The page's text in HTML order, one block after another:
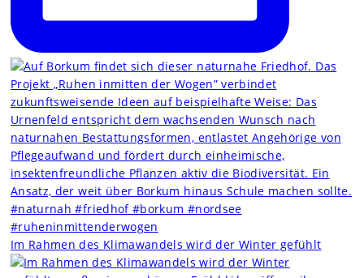
Im Rahmen des Klimawandels wird der Winter gefühlt